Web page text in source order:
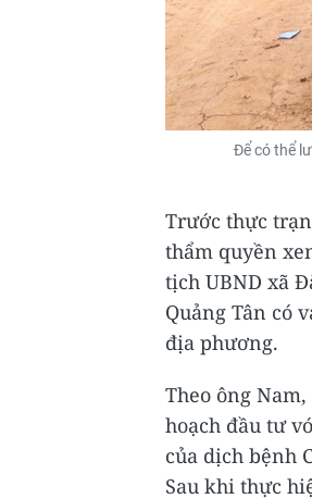
Để có thể
Trước thực
thẩm quyền
tịch UBND xã
Quảng Tân có
địa phương.
Theo ông
hoạch đầu tư
của dịch bệnh
Sau khi thực